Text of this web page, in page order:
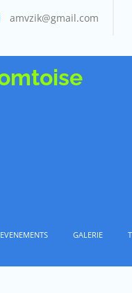
amvzik@gmail.com
EVENEMENTS GALERIE